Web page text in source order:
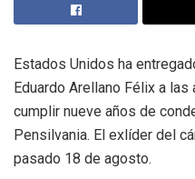
Estados Unidos ha
Eduardo Arellano Félix a
cumplir nueve años de
Pensilvania. El exlíder del
pasado 18 de agosto.